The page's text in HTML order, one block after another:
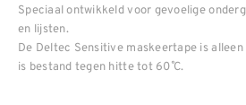
Speciaal ontwikkeld voor gevoelige
en lijsten.
De Deltec Sensitive maskeertape is
is bestand tegen hitte tot 60˚ C.